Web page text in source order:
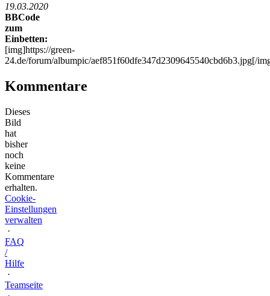
19.03.2020
BBCode
zum
Einbetten:
[img]https://green-
24.de/forum/albumpic/aef851f60dfe347d2309645540cbd6b3.jpg[/
Kommentare
Dieses
Bild
hat
bisher
noch
keine
Kommentare
erhalten.
Cookie-
Einstellungen
verwalten
·
FAQ
/
Hilfe
·
Teamseite